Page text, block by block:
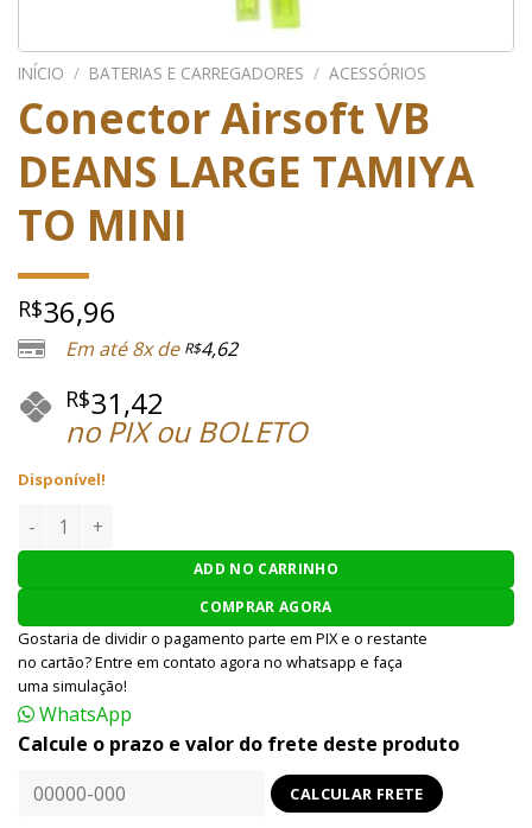
INÍCIO / BATERIAS E CARREGADORES / ACESSÓRIOS
Conector Airsoft VB
DEANS LARGE TAMIYA
TO MINI
R$36,96
Em até 8x de R$4,62
R$31,42
no PIX ou BOLETO
Disponível!
Conector Airsoft VB DEANS LARGE TAMIYA TO MINI
ADD NO CARRINHO
COMPRAR AGORA
Gostaria de dividir o pagamento parte em PIX e o restante
no cartão? Entre em contato agora no whatsapp e faça
uma simulação!
WhatsApp
Calcule o prazo e valor do frete deste produto